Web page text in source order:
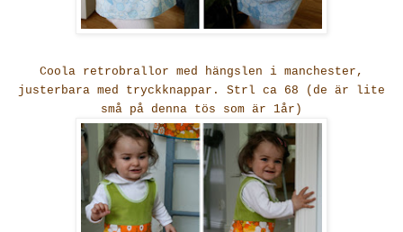
Coola retrobrallor med hängslen i manchester,
justerbara med tryckknappar. Strl ca 68 (de är lite
små på denna tös som är 1år)